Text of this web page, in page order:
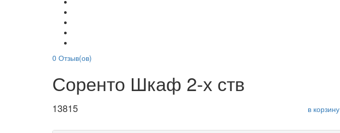
0 Отзыв(ов)
Соренто Шкаф 2-х ств
13815 в корзину